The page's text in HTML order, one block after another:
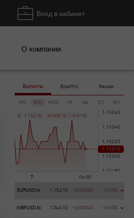
Вход в кабинет
О компании
Валюты Крипто Акции
M5 M15 M30 H1 H4 D1 W1
C 1 . 1 52 1 0 -0 .000 1 0 ( -0 .0 1 %
EURUSD.fx 1.15210 -0.00040 -0.03%
GBPUSD.fx 1.34510 -0.00040 -0.03%